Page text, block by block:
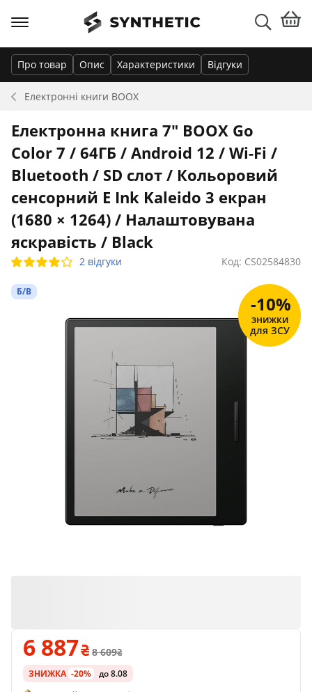
Електронні книги BOOX
Про товар Опис Характеристики Відгуки
Електронна книга 7" BOOX Go
Color 7 / 64ГБ / Android 12 / Wi-Fi /
Bluetooth / SD слот / Кольоровий
сенсорний E Ink Kaleido 3 екран
(1680 × 1264) / Налаштовувана
яскравість / Black
2 відгуки Код: CS02584830
Б/В
-10%
знижки
для ЗСУ
6 887 8 609
ЗНИЖКА -20% до 8.08